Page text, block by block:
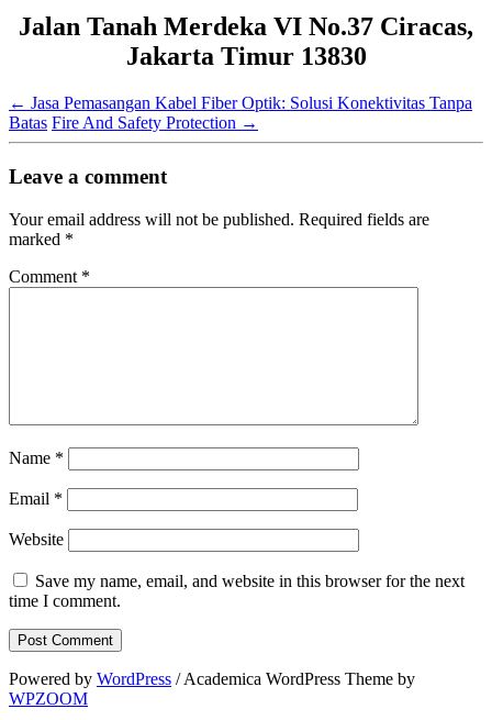
Jalan Tanah Merdeka VI No.37 Ciracas,
Jakarta Timur 13830
← Jasa Pemasangan Kabel Fiber Optik: Solusi Konektivitas Tanpa
Batas Fire And Safety Protection →
Leave a comment
Your email address will not be published. Required fields are
marked *
Comment *
Name *
Email *
Website
Save my name, email, and website in this browser for the next
time I comment.
Powered by WordPress / Academica WordPress Theme by
WPZOOM